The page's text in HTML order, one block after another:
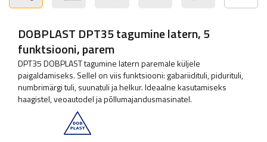
DOBPLAST DPT35 tagumine latern, 5
funktsiooni, parem
DPT35 DOBPLAST tagumine latern paremale küljele
paigaldamiseks. Sellel on viis funktsiooni: gabariidituli, pidurituli,
numbrimärgi tuli, suunatuli ja helkur. Ideaalne kasutamiseks
haagistel, veoautodel ja põllumajandusmasinatel.